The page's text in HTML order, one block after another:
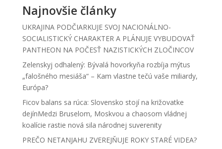
Najnovšie články
UKRAJINA PODČIARKUJE SVOJ NACIONÁLNO-
SOCIALISTICKÝ CHARAKTER A PLÁNUJE VYBUDOVAŤ
PANTHEON NA POČESŤ NAZISTICKÝCH ZLOČINCOV
Zelenskyj odhalený: Bývalá hovorkyňa rozbíja mýtus
„falošného mesiáša“ – Kam vlastne tečú vaše miliardy,
Európa?
Ficov balans sa rúca: Slovensko stojí na križovatke
dejínMedzi Bruselom, Moskvou a chaosom vládnej
koalície rastie nová sila národnej suverenity
PREČO NETANJAHU ZVEREJŇUJE ROKY STARÉ VIDEA?